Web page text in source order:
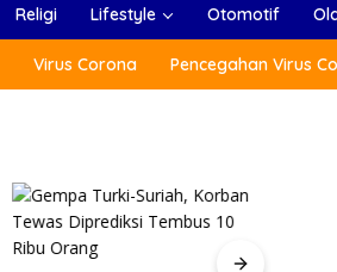
Religi Lifestyle Otomotif
Virus Corona Pencegahan Virus